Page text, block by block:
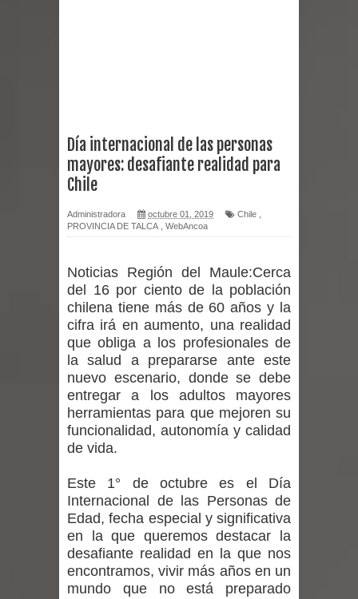
Alerta por hantavirus: expertos piden
Matrimonios Linarenses Celebraron
Departamento Comunal de Salud de
Curicó desarrollará jornada de
vacunación contra la Influenza y otros
virus respiratorios
Empedrado desarrolló con éxito el
Banda linarense Los Remembers
regresa de Brasil tras impulsar un
intercambio musical y pedagógico
Día internacional de las personas
mayores: desafiante realidad para
Chile
Administradora octubre 01, 2019 Chile
PROVINCIA DE TALCA
WebAncoa
Noticias Región del Maule:Cerca
del 16 por ciento de la población
chilena tiene más de 60 años y la
cifra irá en aumento, una realidad
que obliga a los profesionales de
la salud a prepararse ante este
nuevo escenario, donde se debe
entregar a los adultos mayores
herramientas para que mejoren su
funcionalidad, autonomía y calidad
de vida.
Este 1° de octubre es el Día
Internacional de las Personas de
Edad, fecha especial y significativa
en la que queremos destacar la
desafiante realidad en la que nos
encontramos, vivir más años en un
mundo que no está preparado